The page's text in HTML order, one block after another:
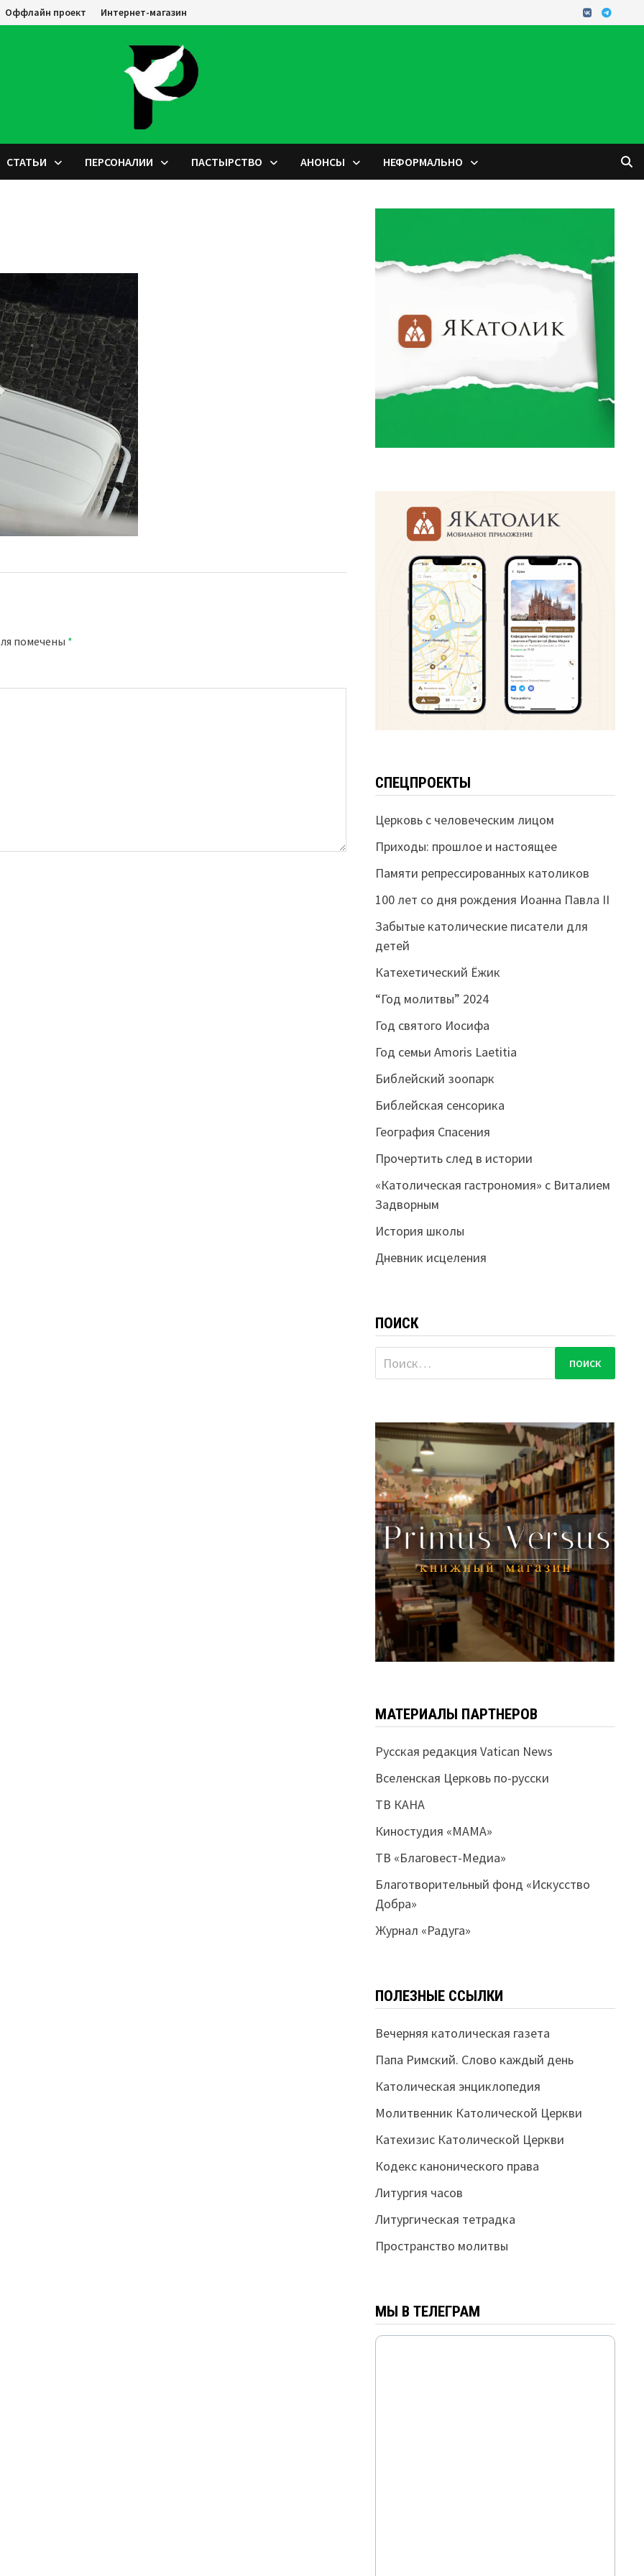
Оффлайн проект Интернет-магазин
СТАТЬИ ПЕРСОНАЛИИ ПАСТЫРСТВО АНОНСЫ НЕФОРМАЛЬНО
помечены *
СПЕЦПРОЕКТЫ
Церковь с человеческим лицом
Приходы: прошлое и настоящее
Памяти репрессированных католиков
100 лет со дня рождения Иоанна Павла II
Забытые католические писатели для
детей
Катехетический Ёжик
“Год молитвы” 2024
Год святого Иосифа
Год семьи Amoris Laetitia
Библейский зоопарк
Библейская сенсорика
География Спасения
Прочертить след в истории
«Католическая гастрономия» с Виталием
Задворным
История школы
Дневник исцеления
ПОИСК
Найти:
МАТЕРИАЛЫ ПАРТНЕРОВ
Русская редакция Vatican News
Вселенская Церковь по-русски
ТВ КАНА
Киностудия «МАМА»
ТВ «Благовест-Медиа»
Благотворительный фонд «Искусство
Добра»
Журнал «Радуга»
ПОЛЕЗНЫЕ ССЫЛКИ
Вечерняя католическая газета
Папа Римский. Слово каждый день
Католическая энциклопедия
Молитвенник Католической Церкви
Катехизис Католической Церкви
Кодекс канонического права
Литургия часов
Литургическая тетрадка
Пространство молитвы
МЫ В ТЕЛЕГРАМ